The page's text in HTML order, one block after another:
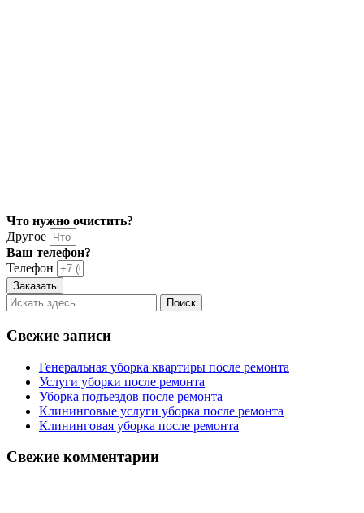
Что нужно очистить?
Другое
Ваш телефон?
Телефон
Заказать
Свежие записи
Генеральная уборка квартиры после ремонта
Услуги уборки после ремонта
Уборка подъездов после ремонта
Клининговые услуги уборка после ремонта
Клининговая уборка после ремонта
Свежие комментарии